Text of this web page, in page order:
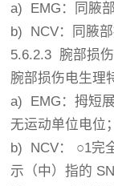
a) EMG：同腋部
b) NCV：同腋部
5.6.2.3 腕部损伤
腕部损伤电生理
a) EMG：拇短
无运动单位电位；
b) NCV： ○1完
示（中）指的